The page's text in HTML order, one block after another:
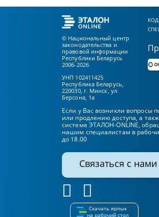
© Национальный центр
законодательства и
правовой информации
Республики Беларусь
2006-2026
УНП 102411425
Республика Беларусь,
220030, г. Минск, ул.
Берсона, 1а
Если у Вас возникли вопросы
или продлению доступа, а
системе ЭТАЛОН-ONLINE,
нашим специалистам в
до 18.00
Связаться с нами
Скачать ярлык
на рабочий стол